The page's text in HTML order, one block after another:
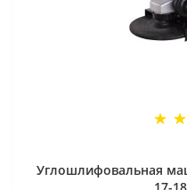
Углошлифовальная